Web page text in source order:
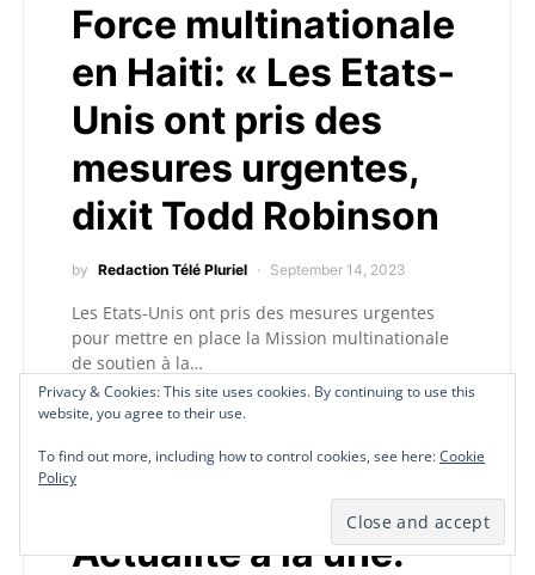
Force multinationale
en Haiti: « Les Etats-
Unis ont pris des
mesures urgentes,
dixit Todd Robinson
by Redaction Télé Pluriel September 14, 2023
Les Etats-Unis ont pris des mesures urgentes
pour mettre en place la Mission multinationale
de soutien à la…
Actualité à la une:
Privacy & Cookies: This site uses cookies. By continuing to use this
website, you agree to their use.
To find out more, including how to control cookies, see here:Cookie
Policy
Privacy & Cookies: This site uses cookies. By continuing to use this
website, you agree to their use.
To find out more, including how to control cookies, see here:Cookie
Policy
Privacy & Cookies: This site uses cookies. By continuing to use this
website, you agree to their use.
To find out more, including how to control cookies, see here:Cookie
Policy